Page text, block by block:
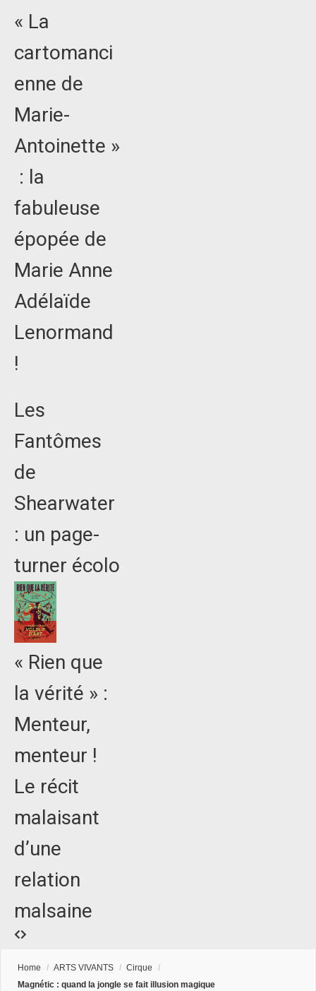
« La
cartomanci
enne de
Marie-
Antoinette »
: la
fabuleuse
épopée de
Marie Anne
Adélaïde
Lenormand
!
Les
Fantômes
de
Shearwater
: un page-
turner écolo
« Rien que
la vérité » :
Menteur,
menteur !
Le récit
malaisant
d’une
relation
malsaine
Home / ARTS VIVANTS / Cirque
/
Magnétic : quand la jongle se fait illusion magique